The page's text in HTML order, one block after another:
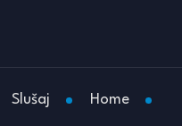
Slušaj Home